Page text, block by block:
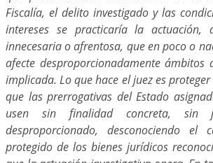
Fiscalía, el delito investigado y las
intereses se practicaría la
innecesaria o afrentosa, que en poco o
afecte desproporcionadamente
implicada. Lo que hace el juez es
que las prerrogativas del Estado
usen sin finalidad concreta, sin
desproporcionado, desconociendo el
protegido de los bienes jurídicos